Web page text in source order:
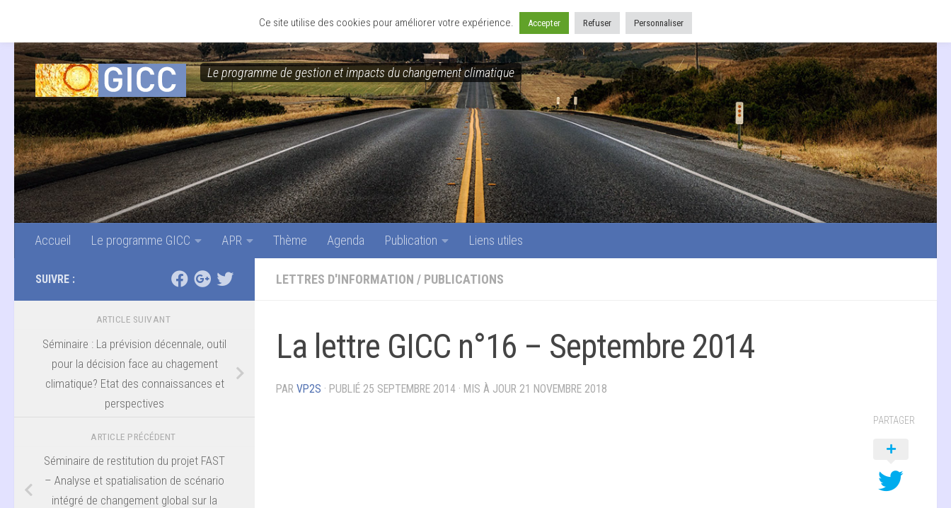
Thème Agenda Publication Liens utiles
Le programme de gestion et impacts du changement climatique
Accueil Le programme GICC APR Thème Agenda Publication Liens utiles
LETTRES D'INFORMATION / PUBLICATIONS
La lettre GICC n°16 – Septembre 2014
PAR VP2S · PUBLIÉ 25 SEPTEMBRE 2014 · MIS À JOUR 21 NOVEMBRE 2018
PARTAGER
SUIVRE :
ARTICLE SUIVANT
Séminaire : La prévision décennale, outil
pour la décision face au chagement
climatique? Etat des connaissances et
perspectives
ARTICLE PRÉCÉDENT
Séminaire de restitution du projet FAST
– Analyse et spatialisation de scénario
intégré de changement global sur la
Ce site utilise des cookies pour améliorer votre expérience. Accepter Refuser Personnaliser